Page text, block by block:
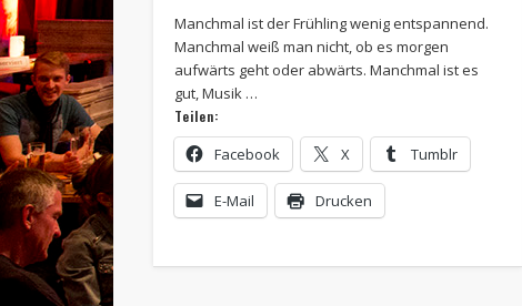
Manchmal ist der Frühling wenig entspannend.
Manchmal weiß man nicht, ob es morgen
aufwärts geht oder abwärts. Manchmal ist es
gut, Musik …
Teilen:
Facebook X Tumblr
E-Mail Drucken